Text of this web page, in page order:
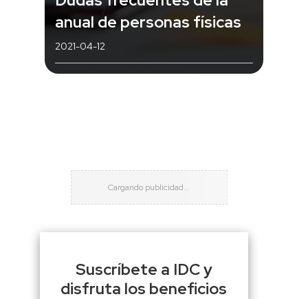
anual de personas físicas
2021-04-12
Suscríbete a IDC y
disfruta los beneficios